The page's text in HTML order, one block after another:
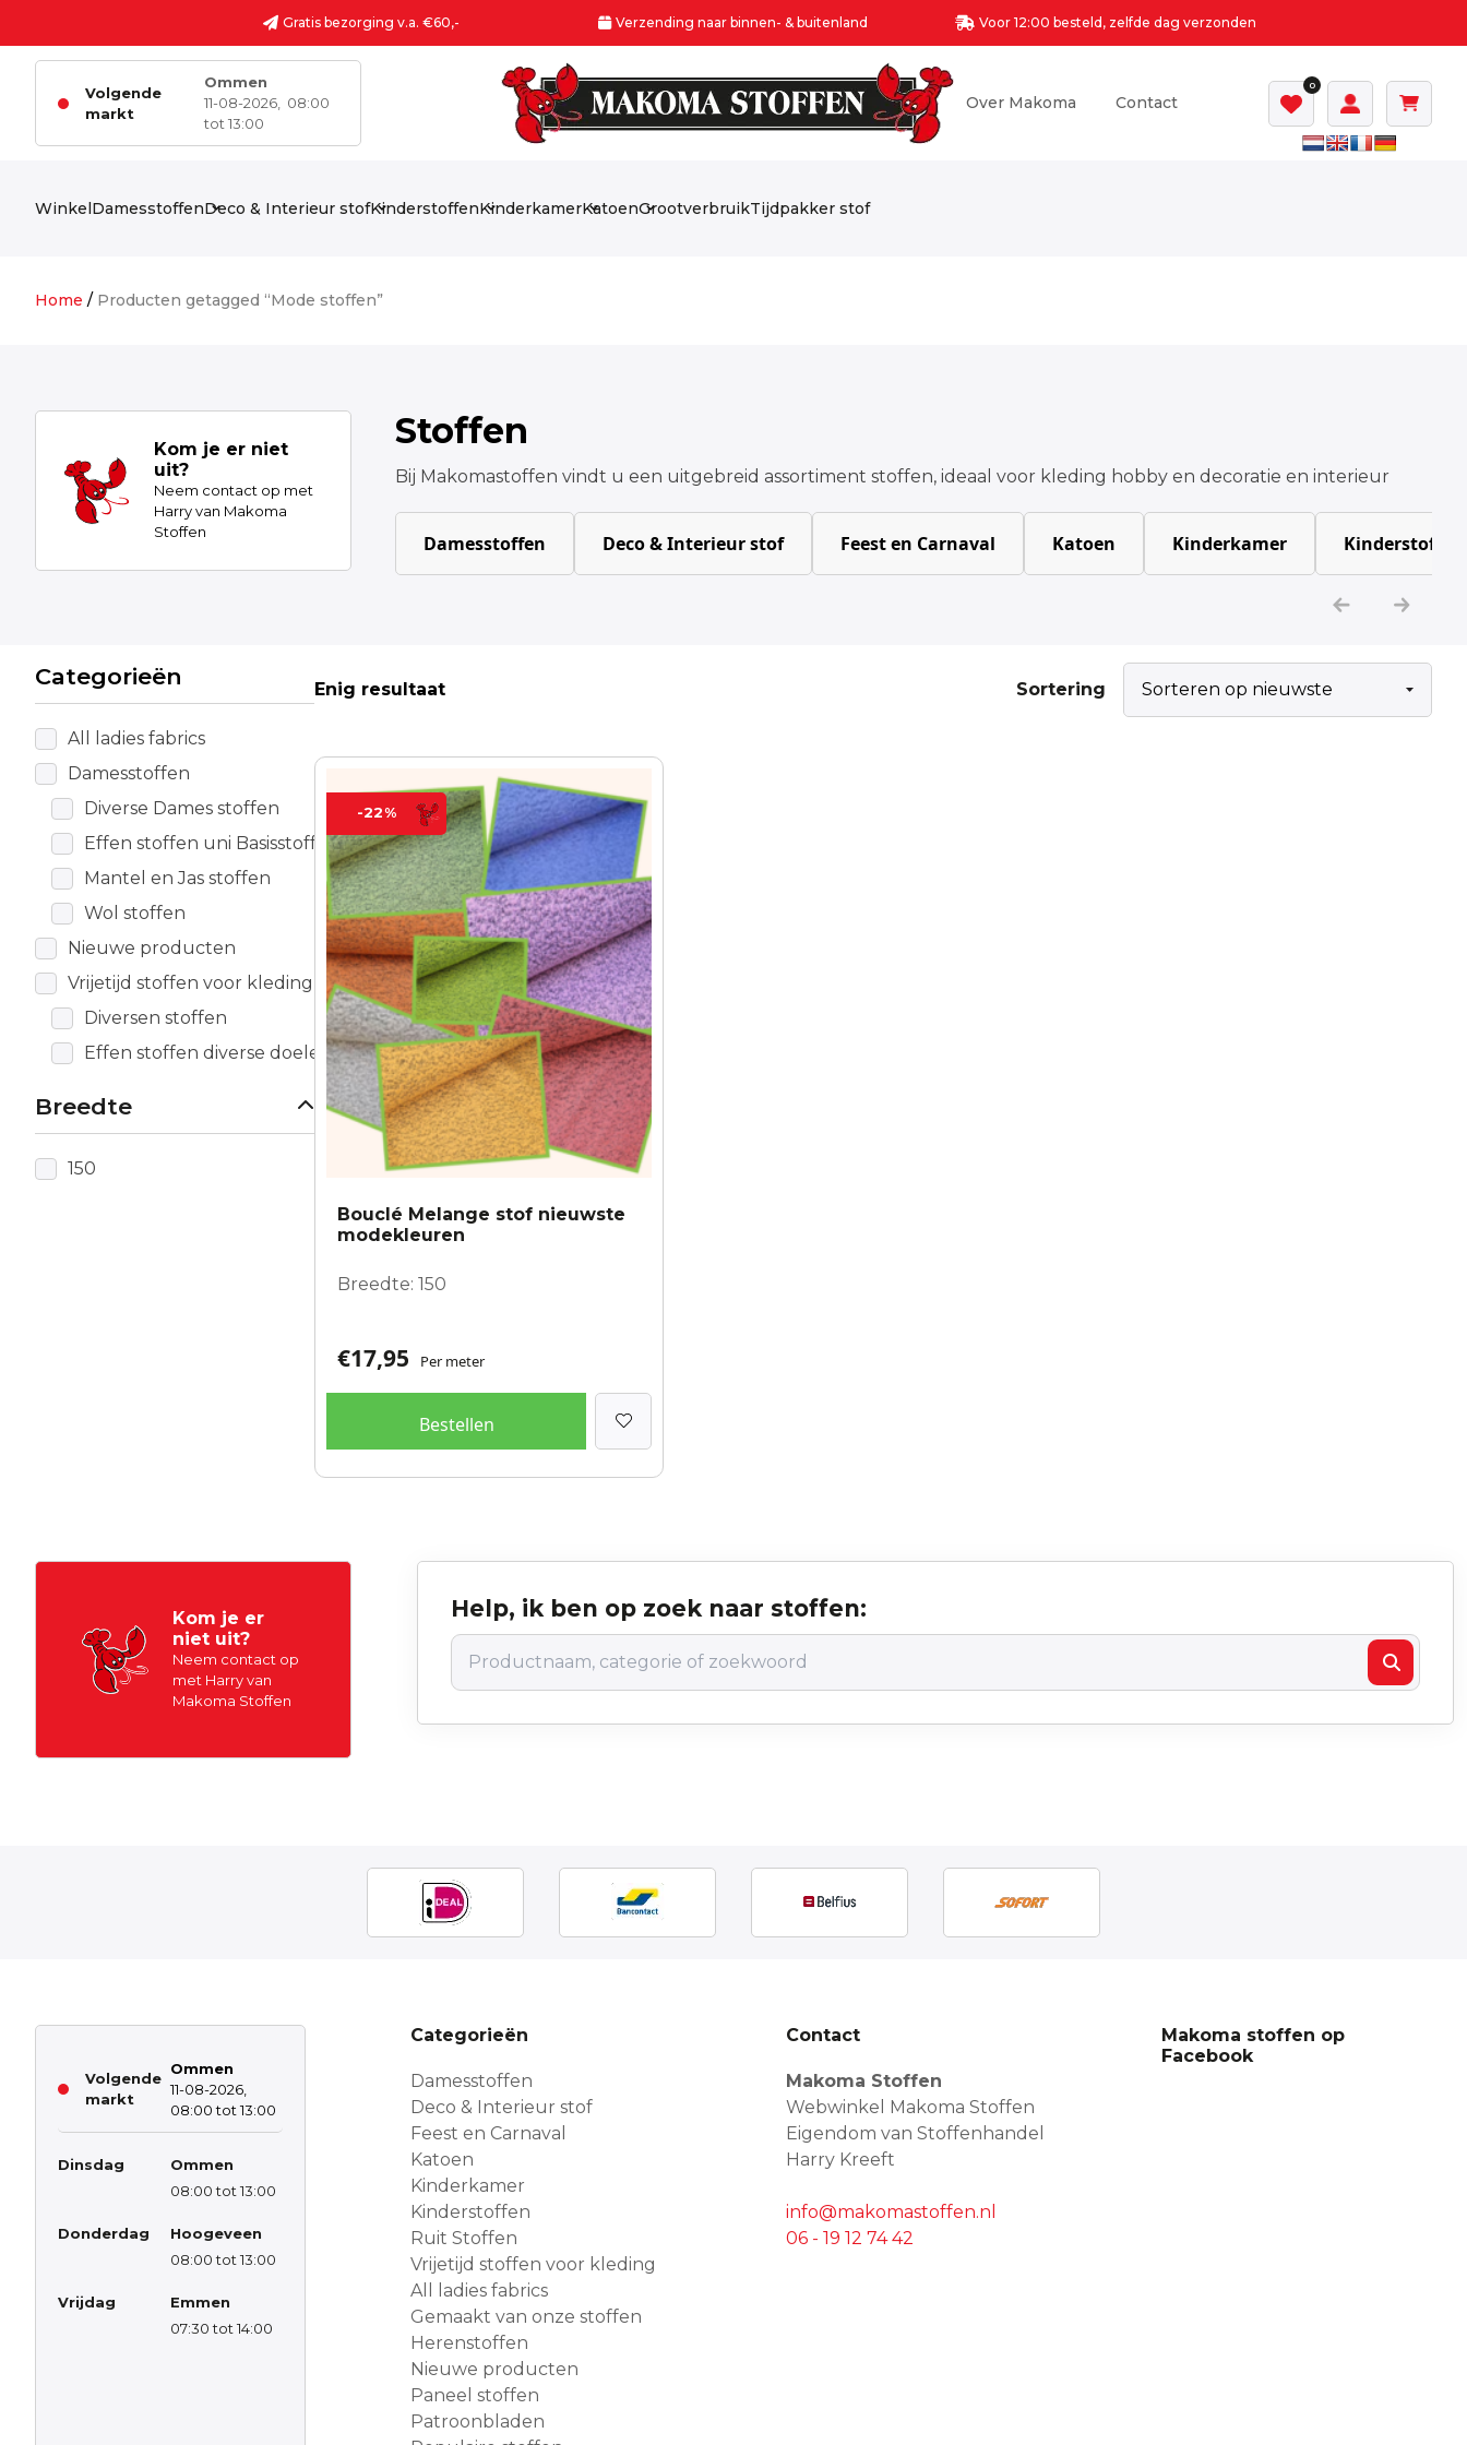
Gratis bezorging v.a. €60,- Verzending naar binnen- & buitenland Voor 12:00 besteld, zelfde dag verzonden
Volgende
markt
Ommen
11-08-2026,
08:00
tot 13:00
Over Makoma Contact
0
WinkelDamesstoffenDeco & Interieur stofKinderstoffenKinderkamerKatoenGrootverbruikTijdpakker stof
Home / Producten getagged “Mode stoffen”
Kom je er niet
uit?
Neem contact op met
Harry van Makoma
Stoffen
Stoffen
Bij Makomastoffen vindt u een uitgebreid assortiment stoffen, ideaal voor kleding hobby en decoratie en interieur
Damesstoffen Deco & Interieur stof Feest en Carnaval Katoen Kinderkamer Kinderstoffen
Categorieën
All ladies fabrics
Damesstoffen
Diverse Dames stoffen
Effen stoffen uni Basisstoffen
Mantel en Jas stoffen
Wol stoffen
Nieuwe producten
Vrijetijd stoffen voor kleding
Diversen stoffen
Effen stoffen diverse doeleinden
Breedte
150
Enig resultaat Sortering
-22%
Bouclé Melange stof nieuwste
modekleuren
Breedte: 150
€17,95 Per meter
Bestellen
product
heeft
meerdere
variaties.
Deze
optie
kan
gekozen
worden
op
de
productpagina
Kom je er
niet uit?
Neem contact op
met Harry van
Makoma Stoffen
Help, ik ben op zoek naar stoffen:
Volgende
markt
Ommen
11-08-2026,
08:00 tot 13:00
Dinsdag
Ommen
08:00 tot 13:00
Donderdag
Hoogeveen
08:00 tot 13:00
Vrijdag
Emmen
07:30 tot 14:00
Categorieën
Damesstoffen
Deco & Interieur stof
Feest en Carnaval
Katoen
Kinderkamer
Kinderstoffen
Ruit Stoffen
Vrijetijd stoffen voor kleding
All ladies fabrics
Gemaakt van onze stoffen
Herenstoffen
Nieuwe producten
Paneel stoffen
Patroonbladen
Contact
Makoma Stoffen
Webwinkel Makoma Stoffen
Eigendom van Stoffenhandel
Harry Kreeft
info@makomastoffen.nl
06 - 19 12 74 42
Makoma stoffen op
Facebook